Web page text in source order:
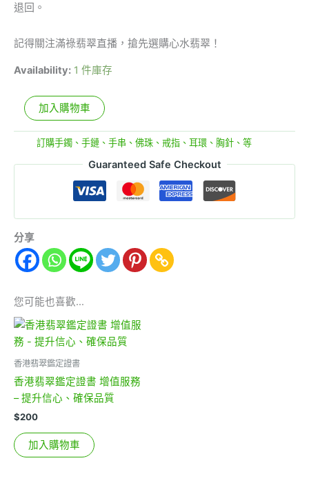
退回。
記得關注滿祿翡翠直播，搶先選購心水翡翠！
Availability: 1 件庫存
加入購物車
訂購手鐲、手鏈、手串、佛珠、戒指、耳環、胸針、等
Guaranteed Safe Checkout
分享
您可能也喜歡…
香港翡翠鑑定證書
香港翡翠鑑定證書 增值服務
– 提升信心、確保品質
$200
加入購物車